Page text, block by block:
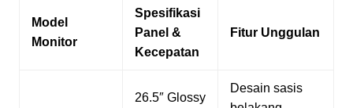
Model
Monitor
Spesifikasi
Panel &
Kecepatan
Fitur Unggulan
26.5″ Glossy
Desain sasis